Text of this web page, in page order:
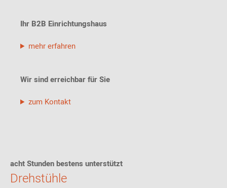
Ihr B2B Einrichtungshaus
mehr erfahren
Wir sind erreichbar für Sie
zum Kontakt
acht Stunden bestens unterstützt
Drehstühle